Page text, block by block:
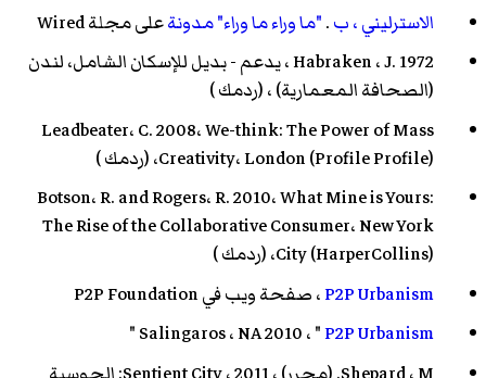
الاسترليني ، ب."ما وراء ما وراء" مدونةعلى مجلة Wired
Habraken ، J. 1972 ، يدعم - بديل للإسكان الشامل، لندن
(الصحافة المعمارية) ، (ردمك)
Leadbeater، C. 2008، We-think: The Power of Mass
Creativity، London (Profile Profile)، ( ردمك)
Botson، R. and Rogers، R. 2010، What Mine is Yours:
The Rise of the Collaborative Consumer، New York
City (HarperCollins)، ( ردمك)
P2P Urbanism، صفحة ويب في P2P Foundation
Salingaros ، NA 2010 ، "P2P Urbanism
"